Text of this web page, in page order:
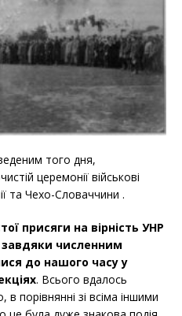
того дня,
церемонії військові
та Чехо-Словаччини .
присяги на вірність УНР
завдяки численним
до нашого часу у
. Всього вдалось
порівнянні зі всіма іншими